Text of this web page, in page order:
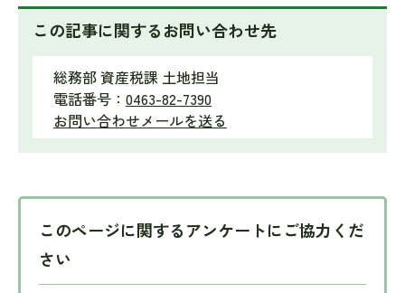
この記事に関するお問い合わせ先
総務部 資産税課 土地担当
電話番号： 0463-82-7390
お問い合わせメールを送る
このページに関するアンケートにご協力くだ
さい